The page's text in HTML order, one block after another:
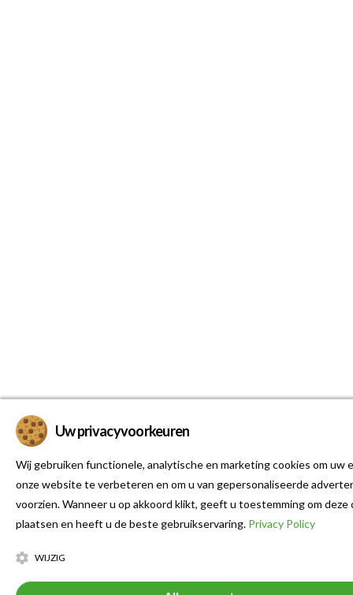
Uw privacyvoorkeuren
Wij gebruiken functionele, analytische en marketing cookies om uw
onze website te verbeteren en om u van gepersonaliseerde
voorzien. Wanneer u op akkoord klikt, geeft u toestemming om deze
plaatsen en heeft u de beste gebruikservaring. Privacy Policy
WIJZIG